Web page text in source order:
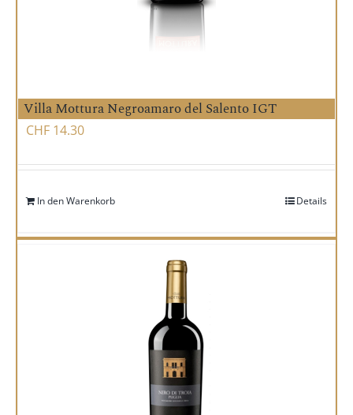
Villa Mottura Negroamaro del Salento IGT
CHF 14.30
In den Warenkorb Details